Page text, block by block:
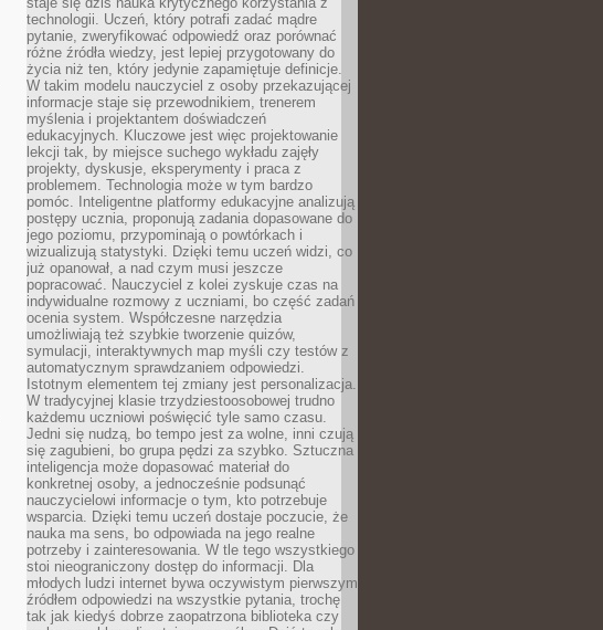
technologii. Uczeń, który potrafi zadać mądre
pytanie, zweryfikować odpowiedź oraz porównać
różne źródła wiedzy, jest lepiej przygotowany do
życia niż ten, który jedynie zapamiętuje definicje.
W takim modelu nauczyciel z osoby przekazującej
informacje staje się przewodnikiem, trenerem
myślenia i projektantem doświadczeń
edukacyjnych. Kluczowe jest więc projektowanie
lekcji tak, by miejsce suchego wykładu zajęły
projekty, dyskusje, eksperymenty i praca z
problemem. Technologia może w tym bardzo
pomóc. Inteligentne platformy edukacyjne analizują
postępy ucznia, proponują zadania dopasowane do
jego poziomu, przypominają o powtórkach i
wizualizują statystyki. Dzięki temu uczeń widzi, co
już opanował, a nad czym musi jeszcze
popracować. Nauczyciel z kolei zyskuje czas na
indywidualne rozmowy z uczniami, bo część zadań
ocenia system. Współczesne narzędzia
umożliwiają też szybkie tworzenie quizów,
symulacji, interaktywnych map myśli czy testów z
automatycznym sprawdzaniem odpowiedzi.
Istotnym elementem tej zmiany jest personalizacja.
W tradycyjnej klasie trzydziestoosobowej trudno
każdemu uczniowi poświęcić tyle samo czasu.
Jedni się nudzą, bo tempo jest za wolne, inni czują
się zagubieni, bo grupa pędzi za szybko. Sztuczna
inteligencja może dopasować materiał do
konkretnej osoby, a jednocześnie podsunąć
nauczycielowi informacje o tym, kto potrzebuje
wsparcia. Dzięki temu uczeń dostaje poczucie, że
nauka ma sens, bo odpowiada na jego realne
potrzeby i zainteresowania. W tle tego wszystkiego
stoi nieograniczony dostęp do informacji. Dla
młodych ludzi internet bywa oczywistym pierwszym
źródłem odpowiedzi na wszystkie pytania, trochę
tak jak kiedyś dobrze zaopatrzona biblioteka czy